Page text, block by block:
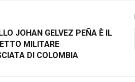
JOHAN GELVEZ PEÑA È IL
MILITARE
DI COLOMBIA